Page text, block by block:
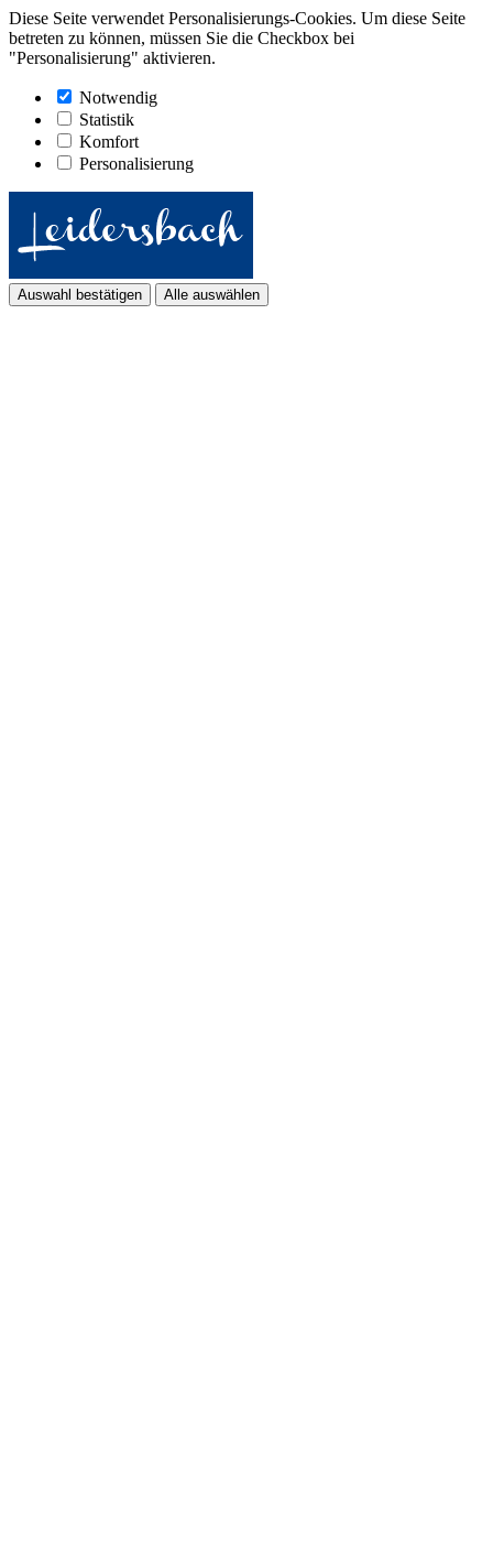
Diese Seite verwendet Personalisierungs-Cookies. Um diese Seite
betreten zu können, müssen Sie die Checkbox bei
"Personalisierung" aktivieren.
Notwendig
Statistik
Komfort
Personalisierung
Auswahl bestätigen Alle auswählen